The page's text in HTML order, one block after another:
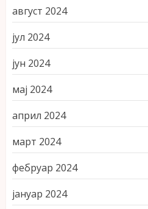
август 2024
јул 2024
јун 2024
мај 2024
април 2024
март 2024
фебруар 2024
јануар 2024